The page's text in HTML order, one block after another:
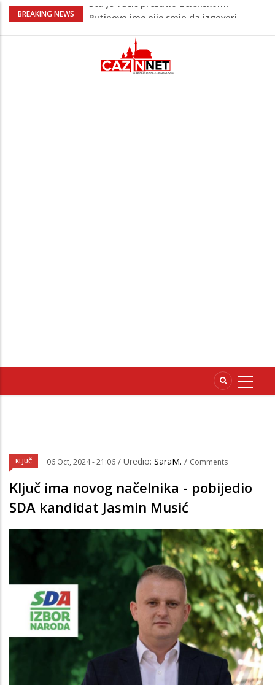
BREAKING NEWS
Šta se dešava u Europi? Dron iz
kod gasovoda
Ribari pronašli kosti na isušenom dnu
Save, podsjećaju na ljudske
KLJUČ 06 Oct, 2024 - 21:06 / Uredio: SaraM. / Comments
Ključ ima novog načelnika - pobijedio
SDA kandidat Jasmin Musić